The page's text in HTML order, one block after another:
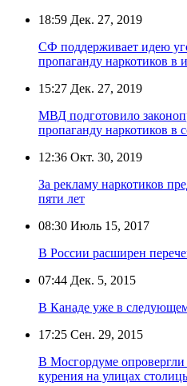
18:59 Дек. 27, 2019
СФ поддерживает идею
пропаганду наркотиков в
15:27 Дек. 27, 2019
МВД подготовило
пропаганду наркотиков в
12:36 Окт. 30, 2019
За рекламу наркотиков
пяти лет
08:30 Июль 15, 2017
В России расширен
07:44 Дек. 5, 2015
В Канаде уже в
17:25 Сен. 29, 2015
В Мосгордуме опровергли
курения на улицах